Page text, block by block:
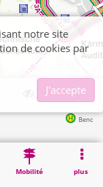
Mobilité plus
Bendplatz in
für Arbeit (POI)
notre site
de cookies par
J'accepte